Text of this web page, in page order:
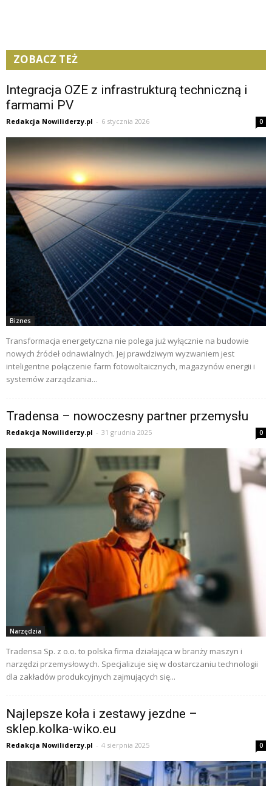
ZOBACZ TEŻ
Integracja OZE z infrastrukturą techniczną i
farmami PV
Redakcja Nowiliderzy.pl - 6 stycznia 2026 0
Biznes
Transformacja energetyczna nie polega już wyłącznie na budowie
nowych źródeł odnawialnych. Jej prawdziwym wyzwaniem jest
inteligentne połączenie farm fotowoltaicznych, magazynów energii i
systemów zarządzania...
Tradensa – nowoczesny partner przemysłu
Redakcja Nowiliderzy.pl - 31 grudnia 2025 0
Narzędzia
Tradensa Sp. z o.o. to polska firma działająca w branży maszyn i
narzędzi przemysłowych. Specjalizuje się w dostarczaniu technologii
dla zakładów produkcyjnych zajmujących się...
Najlepsze koła i zestawy jezdne –
sklep.kolka-wiko.eu
Redakcja Nowiliderzy.pl - 4 sierpnia 2025 0